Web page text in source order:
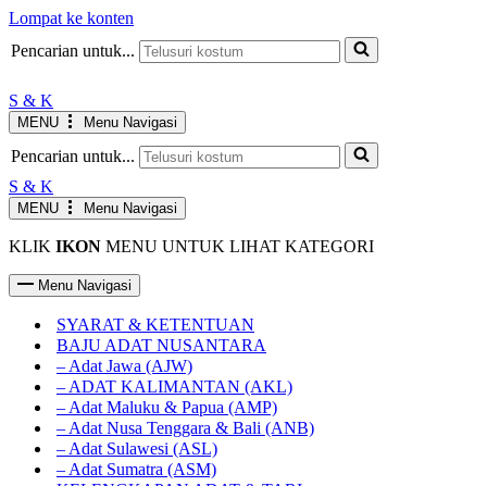
Lompat ke konten
Pencarian untuk...
S & K
MENU Menu Navigasi
Pencarian untuk...
S & K
MENU Menu Navigasi
KLIK IKON MENU UNTUK LIHAT KATEGORI
Menu Navigasi
SYARAT & KETENTUAN
BAJU ADAT NUSANTARA
– Adat Jawa (AJW)
– ADAT KALIMANTAN (AKL)
– Adat Maluku & Papua (AMP)
– Adat Nusa Tenggara & Bali (ANB)
– Adat Sulawesi (ASL)
– Adat Sumatra (ASM)
JAM KERJA AGUSTUS
Senin-Jumat : 10.00-19.00 WIB
Sabtu : 10.00-17.00 WIB